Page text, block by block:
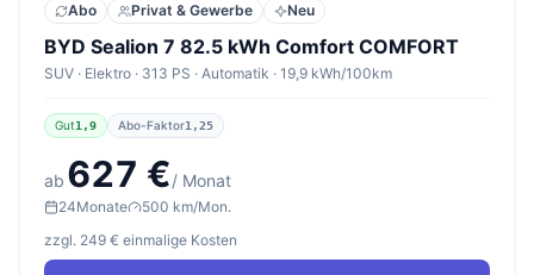
Abo Privat & Gewerbe Neu
BYD Sealion 7 82.5 kWh Comfort COMFORT
SUV · Elektro · 313 PS · Automatik · 19,9 kWh/100km
Gut1,9 Abo-Faktor1,25
ab 627 €/ Monat
24Monate
500 km/Mon.
zzgl. 249 € einmalige Kosten